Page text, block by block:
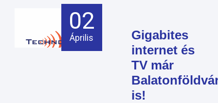
02
Április
Gigabites
internet és
TV már
is!